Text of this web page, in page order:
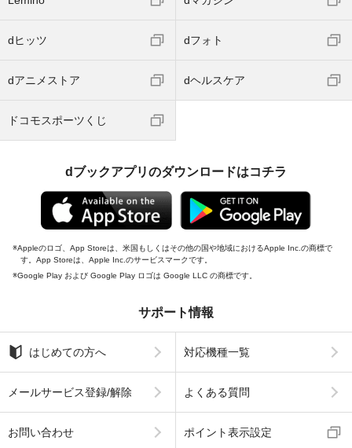
dヒッツ dフォト
dアニメストア dヘルスケア
ドコモスポーツくじ
dブックアプリのダウンロードはコチラ
Appleのロゴ、App Storeは、米国もしくはその他の国や地域におけるApple Inc.の商標で
す。App Storeは、Apple Inc.のサービスマークです。
Google Play および Google Play ロゴは Google LLC の商標です。
サポート情報
はじめての方へ 対応機種一覧
メールサービス登録/解除 よくある質問
お問い合わせ ポイント表示設定